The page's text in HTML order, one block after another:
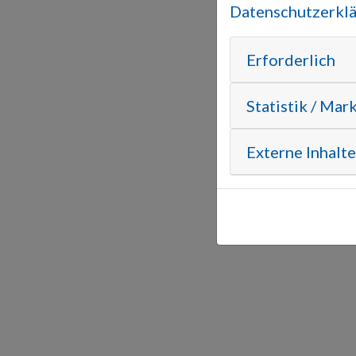
Erforderlich
Statistik /
Externe Inhalte